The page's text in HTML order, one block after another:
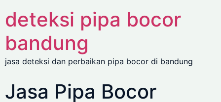
deteksi pipa bocor
bandung
jasa deteksi dan perbaikan pipa bocor di bandung
Jasa Pipa Bocor